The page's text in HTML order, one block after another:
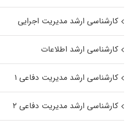
کارشناسی ارشد مدیریت اجرایی
کارشناسی ارشد اطلاعات
کارشناسی ارشد مدیریت دفاعی ۱
کارشناسی ارشد مدیریت دفاعی ۲